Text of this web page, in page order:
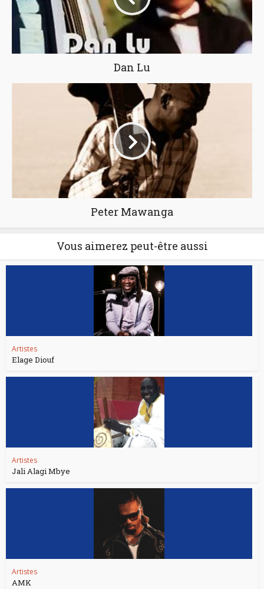
Dan Lu
Peter Mawanga
Vous aimerez peut-être aussi
Artistes
Elage Diouf
Artistes
Jali Alagi Mbye
Artistes
AMK